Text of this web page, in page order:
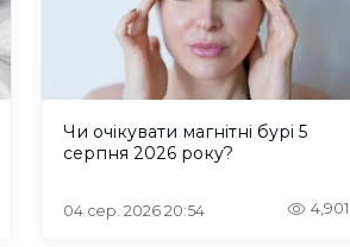
Чи очікувати магнітні бурі 5
серпня 2026 року?
04 сер. 2026 20:54 4,901